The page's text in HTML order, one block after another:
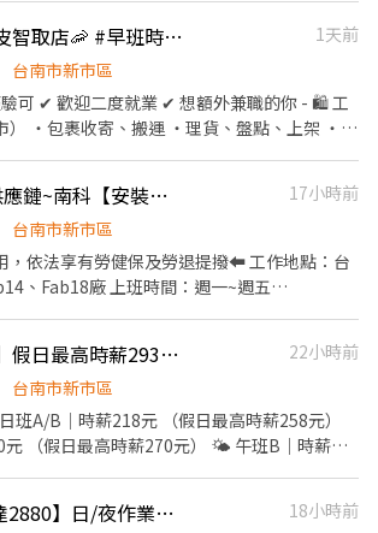
: 江專員▸0973-272-686、06-2039011#11 ❸
截圖職缺『姓名電話+找江專員』
姓名+電話)
菸區/蒸飯箱/微波爐 ➪可警示帳戶 ➪固
》 台南市新市區潭頂
《 工作時間&薪資》 ⭐️薪資:215/
容》 • 物料收貨、清
🦐新市銘傳💖蝦皮智取店🦐 #早班時薪 #晚班時薪 #完整教育訓練
1天前
台南市新市區
可 ✔ 歡迎二度就業 ✔ 想額外兼職的你 - 🛍 工
） ・包裹收寄、搬運 ・理貨、盤點、上架 ・維
皆有計薪 - 📍 班別說明 🔹 早班兼職： 🕖 早
彈性於 07:00–08:30 間到班） - 🔹 晚班兼
(需六日兩天+平日至少2天，可於17:30
安排 3–6 間門市（依區域與貨量調整） - 💰 薪
訓練 ・實體門市實習與考核 👉 訓練與實習期
:加賴@759vflwo 電話:02-6636-2428#306
📢外商~半導體供應鏈~南科【安裝助理工程師】見紅休✔️常日班✔️免輪班✔️
17小時前
台南市新市區
享有勞健保及勞退提撥⬅️ 工作地點：台
上班時間：週一~週五
。 3. 濾網進出貨、拆箱作業。 4. 理貨，包含搬
關工作。 5. 其他主管交辦事項。 🧧工作依
6%提撥、特休。 ▃▃▃▃▃▃▃▃▃▃▃▃◑
名 ◐▃▃▃▃▃▃▃▃▃▃▃▃ ✔️請找饒先生 ✔️
🔥【台南新市區】假日最高時薪293元｜物流中心作業員｜書審即可｜免經驗可🔥
22小時前
台南市新市區
班A/B｜時薪218元 （假日最高時薪258元）
（假日最高時薪270元） 🌤 午班B｜時薪
【⌚️新市日領高達2880】日/夜作業員✨週休六日✨書審✨加班✨供餐
18小時前